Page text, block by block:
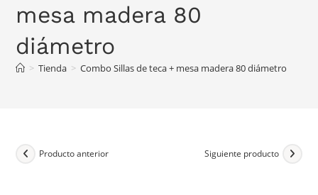
Venta
mesa madera 80
diámetro
> Tienda > Combo Sillas de teca + mesa madera 80 diámetro
Producto anterior Siguiente producto